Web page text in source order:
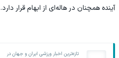
آینده همچنان در هاله‌ای از ابهام قرار دارد.
تازه‌ترین اخبار ورزشی ایران و جهان در